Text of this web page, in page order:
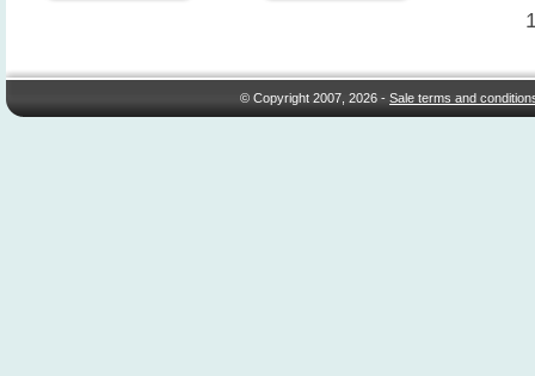
© Copyright 2007, 2026 -Sale terms and